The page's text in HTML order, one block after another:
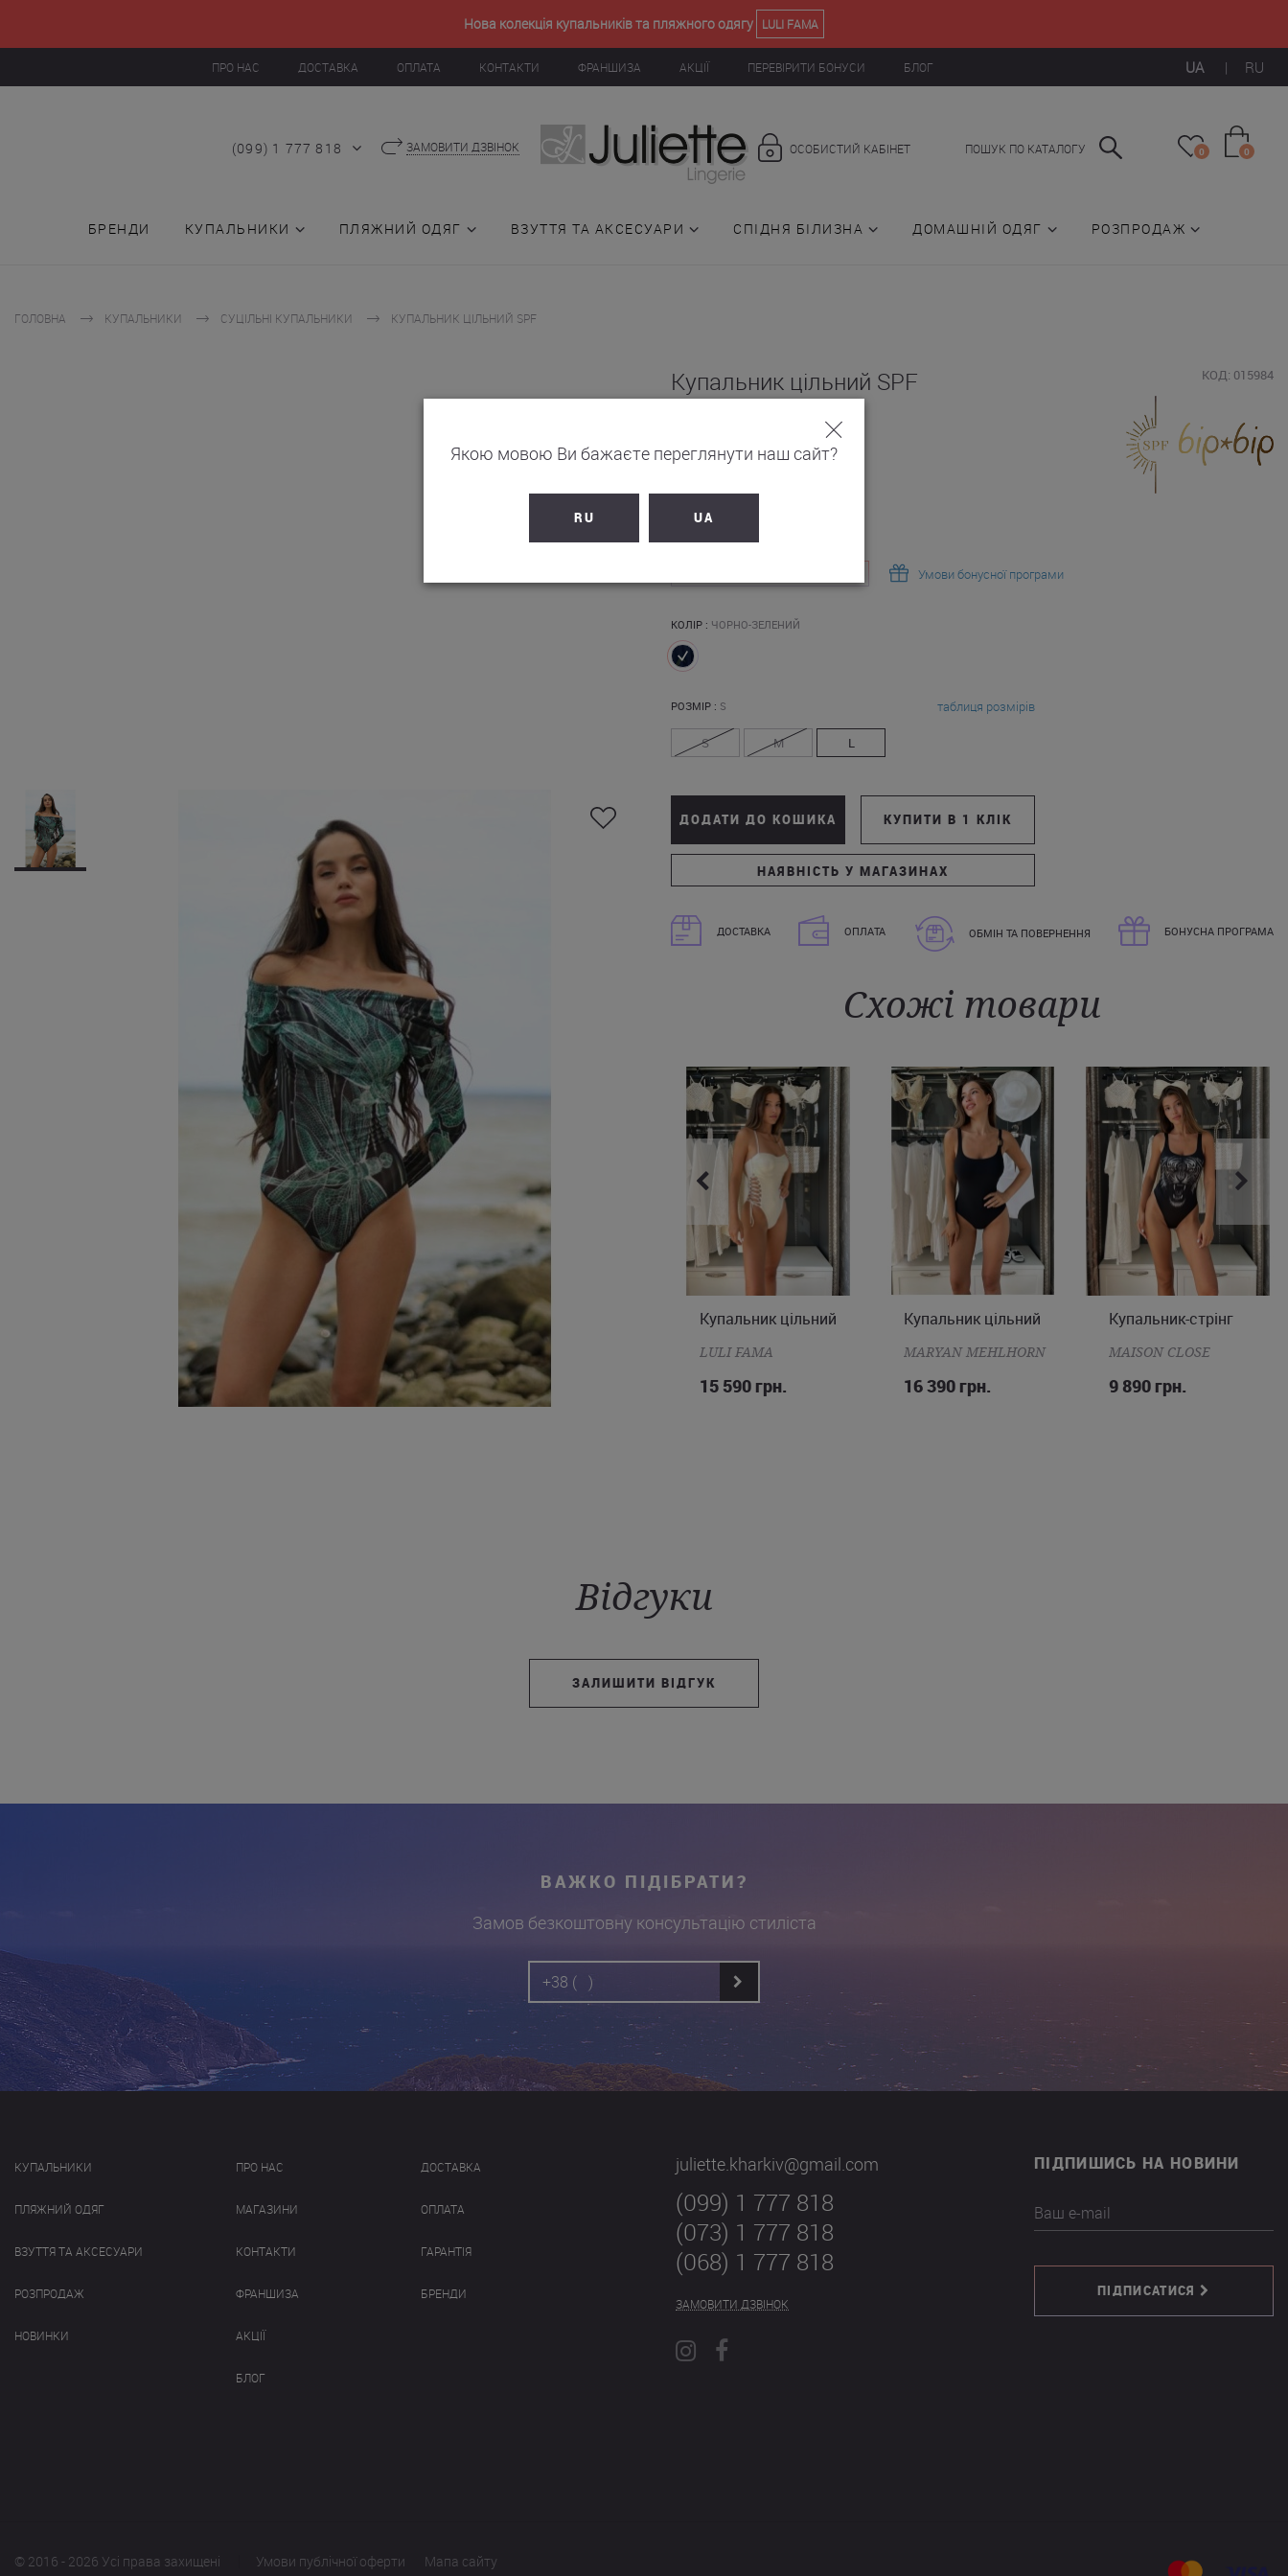
Нова колекція купальників та пляжного одягу LULI FAMA
UA | RU
ПРО НАС ДОСТАВКА ОПЛАТА КОНТАКТИ ФРАНШИЗА АКЦІЇ ПЕРЕВІРИТИ БОНУСИ БЛОГ
(099) 1 777 818 ЗАМОВИТИ ДЗВІНОК ПОШУК ПО КАТАЛОГУ
ОСОБИСТИЙ КАБІНЕТ 0 0
БРЕНДИ КУПАЛЬНИКИ ПЛЯЖНИЙ ОДЯГ ВЗУТТЯ ТА АКСЕСУАРИ СПІДНЯ БІЛИЗНА ДОМАШНІЙ ОДЯГ РОЗПРОДАЖ
ГОЛОВНА КУПАЛЬНИКИ СУЦІЛЬНІ КУПАЛЬНИКИ КУПАЛЬНИК ЦІЛЬНИЙ SPF
Купальник цільний SPF
КОД: 015984
10 480грн.
Умови бонусної програми
КОЛІР : ЧОРНО-ЗЕЛЕНИЙ
РОЗМІР : S таблиця розмірів
S M L
ДОДАТИ ДО КОШИКА КУПИТИ В 1 КЛІК
НАЯВНІСТЬ У МАГАЗИНАХ
ДОСТАВКА ОПЛАТА ОБМІН ТА ПОВЕРНЕННЯ БОНУСНА ПРОГРАМА
Схожі товари
XS S
Купальник цільний
LULI FAMA
13 490 грн.
S M
Купальник цільний
LULI FAMA
15 590 грн.
M L XL 2XL
Купальник цільний
MARYAN MEHLHORN
16 390 грн.
XS S M L
Купальник-стрінг
MAISON CLOSE
9 890 грн.
Відгуки
ЗАЛИШИТИ ВІДГУК
ВАЖКО ПІДІБРАТИ?
Замов безкоштовну консультацію стиліста
КУПАЛЬНИКИ
ПЛЯЖНИЙ ОДЯГ
ВЗУТТЯ ТА АКСЕСУАРИ
РОЗПРОДАЖ
НОВИНКИ
ПРО НАС
МАГАЗИНИ
КОНТАКТИ
ФРАНШИЗА
АКЦІЇ
БЛОГ
ДОСТАВКА
ОПЛАТА
ГАРАНТІЯ
БРЕНДИ
juliette.kharkiv@gmail.com
(099) 1 777 818
(073) 1 777 818
(068) 1 777 818
ЗАМОВИТИ ДЗВІНОК
ПІДПИШИСЬ НА НОВИНИ
Ваш e-mail
ПІДПИСАТИСЯ
© 2016 - 2026 Усі права захищені Умови публічної оферти Мапа сайту
Якою мовою Ви бажаєте переглянути наш сайт?
RU UA